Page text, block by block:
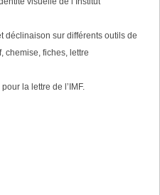
déclinaison sur différents outils de
chemise, fiches, lettre
la lettre de l’IMF.